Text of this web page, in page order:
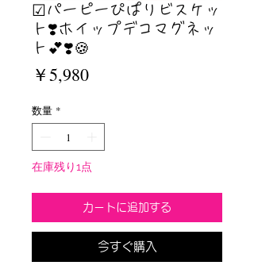
☑︎パーピーぴぱりビスケッ
ト❣️ホイップデコマグネッ
ト💕❣️🍪
￥5,980価
数量 *
在庫残り1点
カートに追加する
今すぐ購入